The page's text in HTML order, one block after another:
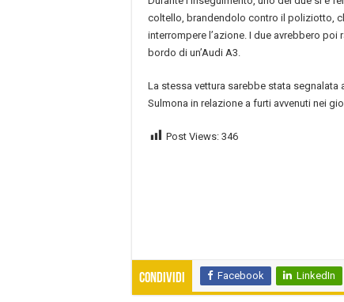
coltello, brandendolo contro il poliziotto,
interrompere l’azione. I due avrebbero poi
bordo di un’Audi A3.
La stessa vettura sarebbe stata segnalata
Sulmona in relazione a furti avvenuti nei
Post Views: 346
Condividi Facebook LinkedIn